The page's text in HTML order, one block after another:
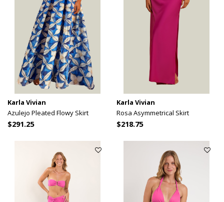
Karla Vivian
Azulejo Pleated Flowy Skirt
$291.25
Karla Vivian
Rosa Asymmetrical Skirt
$218.75